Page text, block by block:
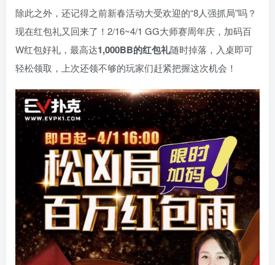
除此之外，还记得之前新春活动大受欢迎的“8人强抓局”吗？
现在红包礼又回来了！2/16~4/1 GG大师赛周年庆，加码百
W红包好礼，最高达1,000BB的红包礼随时掉落，入桌即可
轻松领取，上次还领不够的玩家们赶紧把握这次机会！